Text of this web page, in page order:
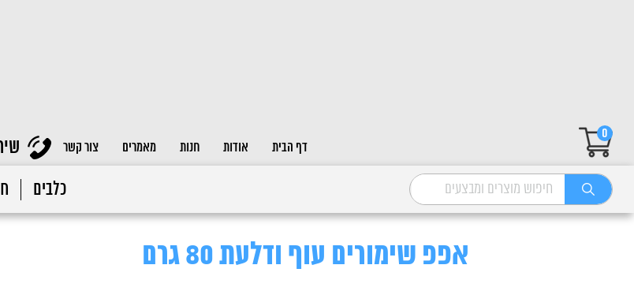
0
דף הבית
אודות חנות מאמרים צור קשר
כלבים
אפפ שימורים עוף ודלעת 80 גרם